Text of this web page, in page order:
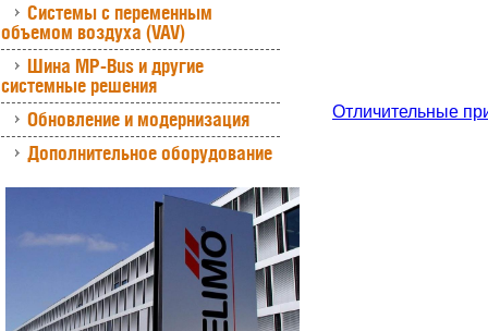
Системы с переменным
объемом воздуха (VAV)
Шина MP-Bus и другие
системные решения
Обновление и модернизация
Дополнительное оборудование
Отличительные